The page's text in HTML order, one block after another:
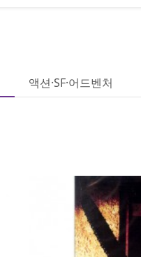
액션·SF·어드벤처